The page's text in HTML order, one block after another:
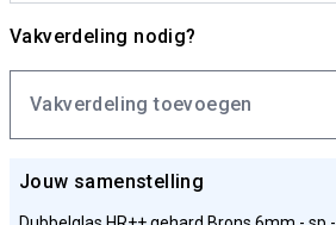
Vakverdeling nodig?
Vakverdeling toevoegen
Jouw samenstelling